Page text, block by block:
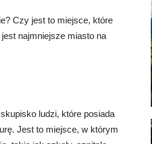
Czy jest to miejsce, które
najmniejsze miasto na
ludzi, które posiada
Jest to miejsce, w którym